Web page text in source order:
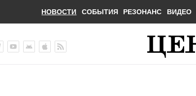
НОВОСТИ СОБЫТИЯ РЕЗОНАНС ВИДЕО